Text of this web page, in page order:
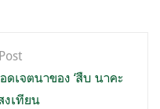
ดเจตนาของ ‘สืบ นาคะ
งเทียน